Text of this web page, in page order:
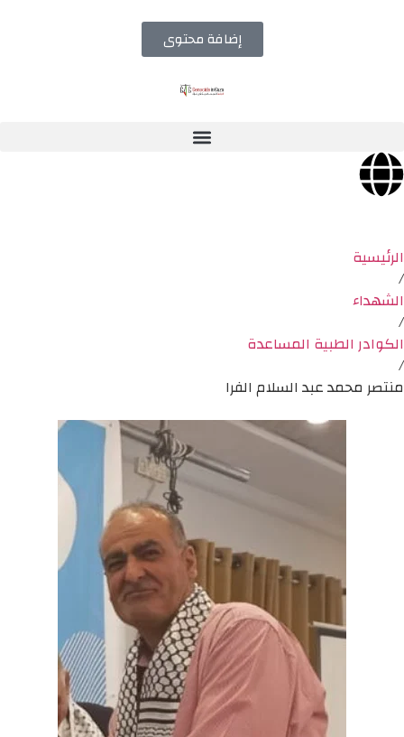
إضافة محتوى
الرئيسية
/
الشهداء
/
الكوادر الطبية المساعدة
/
منتصر محمد عبد السلام الفرا